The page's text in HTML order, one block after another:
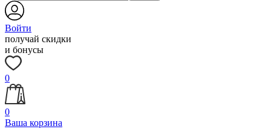
Войти
получай скидки
и бонусы
0
0
Ваша корзина